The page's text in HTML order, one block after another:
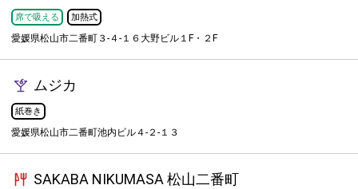
席で吸える 加熱式
愛媛県松山市二番町３-４-１６大野ビル１F・２F
ムジカ
紙巻き
愛媛県松山市二番町池内ビル４-２-１３
SAKABA NIKUMASA 松山二番町